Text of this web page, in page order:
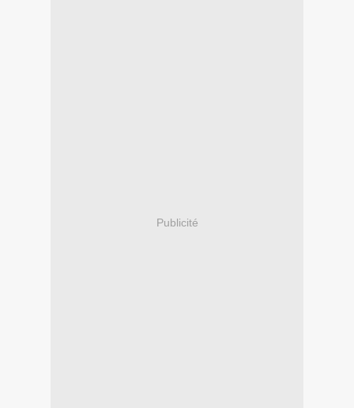
Publicité